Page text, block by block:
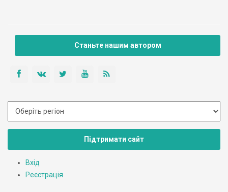
Станьте нашим автором
Підтримати сайт
Вхід
Реєстрація